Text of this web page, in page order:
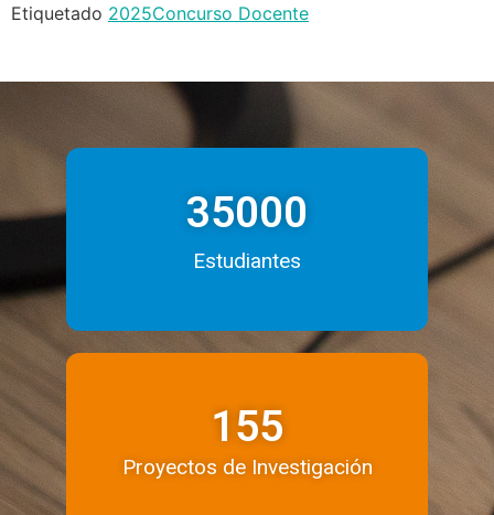
Etiquetado 2025Concurso Docente
35000
Estudiantes
155
Proyectos de Investigación